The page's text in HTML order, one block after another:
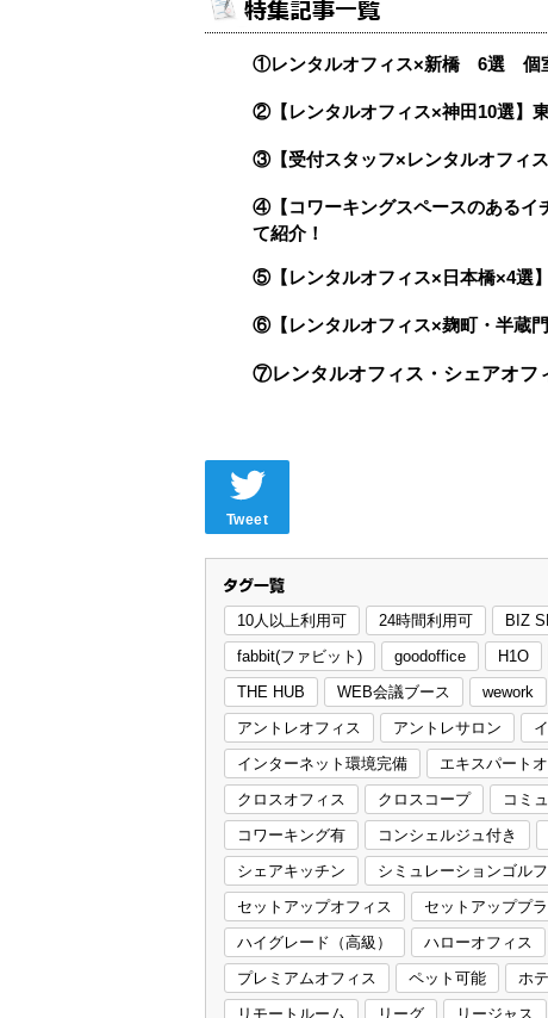
①レンタルオフィス×新橋 6選 個室
②【レンタルオフィス×神田10選】
③【受付スタッフ×レンタルオフィ
④【コワーキングスペースのあるイ
て紹介！
⑤【レンタルオフィス×日本橋×4選
⑥【レンタルオフィス×麹町・半蔵
⑦レンタルオフィス・シェアオフ
Tweet
10人以上利用可 24時間利用可 BIZ
fabbit(ファビット)
goodoffice H1O
THE HUB
WEB会議ブース wework
アントレオフィス
アントレサロン
インターネット環境完備
エキスパート
クロスオフィス
クロスコープ コミ
コワーキング有
コンシェルジュ付き
シェアキッチン
シミュレーションゴルフ
セットアップオフィス
セットアッププ
ハイグレード（高級）
ハローオフィス
プレミアムオフィス
ペット可能 ホ
リモートルーム
リーグ リージャス